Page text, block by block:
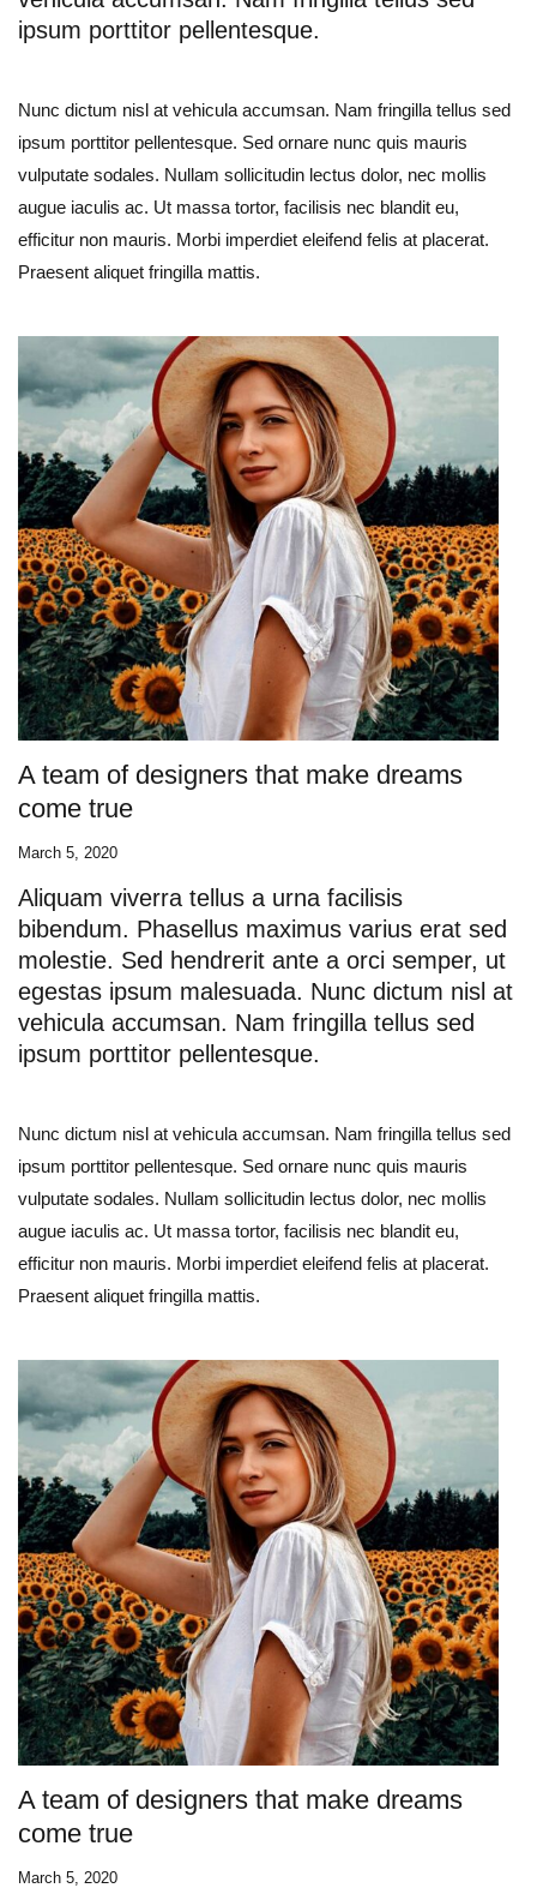
ipsum porttitor pellentesque.
Nunc dictum nisl at vehicula accumsan. Nam fringilla tellus sed
ipsum porttitor pellentesque. Sed ornare nunc quis mauris
vulputate sodales. Nullam sollicitudin lectus dolor, nec mollis
augue iaculis ac. Ut massa tortor, facilisis nec blandit eu,
efficitur non mauris. Morbi imperdiet eleifend felis at placerat.
Praesent aliquet fringilla mattis.
A team of designers that make dreams
come true
March 5, 2020
Aliquam viverra tellus a urna facilisis
bibendum. Phasellus maximus varius erat sed
molestie. Sed hendrerit ante a orci semper, ut
egestas ipsum malesuada. Nunc dictum nisl at
vehicula accumsan. Nam fringilla tellus sed
ipsum porttitor pellentesque.
Nunc dictum nisl at vehicula accumsan. Nam fringilla tellus sed
ipsum porttitor pellentesque. Sed ornare nunc quis mauris
vulputate sodales. Nullam sollicitudin lectus dolor, nec mollis
augue iaculis ac. Ut massa tortor, facilisis nec blandit eu,
efficitur non mauris. Morbi imperdiet eleifend felis at placerat.
Praesent aliquet fringilla mattis.
A team of designers that make dreams
come true
March 5, 2020